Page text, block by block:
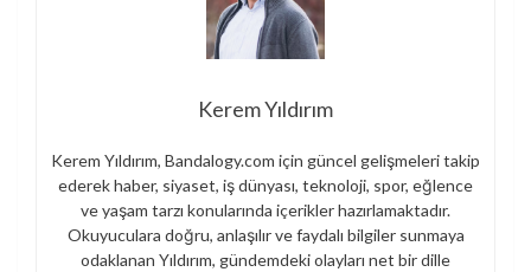
Kerem Yıldırım
Kerem Yıldırım, Bandalogy.com için güncel gelişmeleri takip
ederek haber, siyaset, iş dünyası, teknoloji, spor, eğlence
ve yaşam tarzı konularında içerikler hazırlamaktadır.
Okuyuculara doğru, anlaşılır ve faydalı bilgiler sunmaya
odaklanan Yıldırım, gündemdeki olayları net bir dille